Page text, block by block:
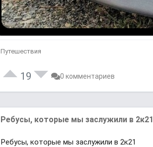
Путешествия
19 0 комментариев
Ребусы, которые мы заслужили в 2к21
Ребусы, которые мы заслужили в 2к21